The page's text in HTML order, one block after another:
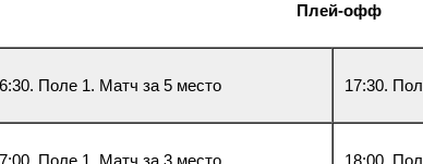
Плей-офф
Поле 1. Матч за 5 место 17:30.
Поле 1. Матч за 3 место 18:00.